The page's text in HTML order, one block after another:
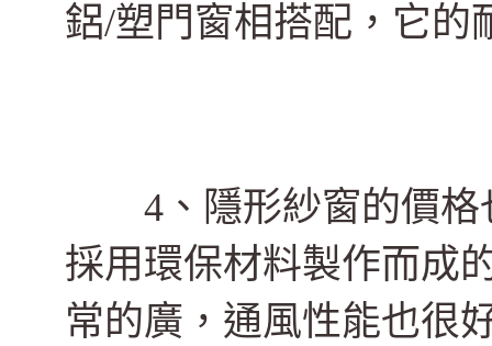
鋁/塑門窗相搭配，它的
4、隱形紗窗的價格
採用環保材料製作而成
常的廣，通風性能也很